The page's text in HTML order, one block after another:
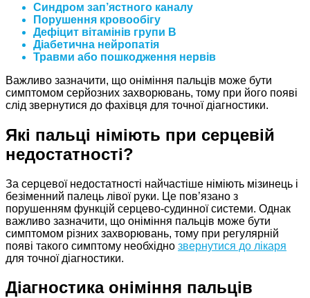
Синдром зап’ястного каналу
Порушення кровообігу
Дефіцит вітамінів групи B
Діабетична нейропатія
Травми або пошкодження нервів
Важливо зазначити, що оніміння пальців може бути
симптомом серйозних захворювань, тому при його появі
слід звернутися до фахівця для точної діагностики.
Які пальці німіють при серцевій
недостатності?
За серцевої недостатності найчастіше німіють мізинець і
безіменний палець лівої руки. Це пов’язано з
порушенням функцій серцево-судинної системи. Однак
важливо зазначити, що оніміння пальців може бути
симптомом різних захворювань, тому при регулярній
появі такого симптому необхідно звернутися до лікаря
для точної діагностики.
Діагностика оніміння пальців